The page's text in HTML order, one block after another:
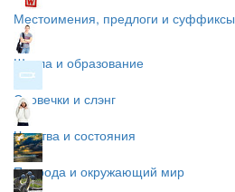
Местоимения, предлоги и суффиксы
Школа и образование
Словечки и слэнг
Чувства и состояния
Природа и окружающий мир